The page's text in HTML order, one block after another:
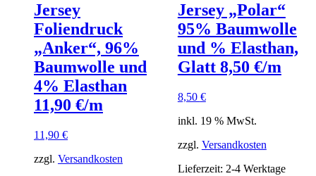
Jersey
Foliendruck
„Anker“, 96%
Baumwolle und
4% Elasthan
11,90 €/m
11,90 €
zzgl. Versandkosten
Jersey „Polar“
95% Baumwolle
und % Elasthan,
Glatt 8,50 €/m
8,50 €
inkl. 19 % MwSt.
zzgl. Versandkosten
Lieferzeit: 2-4 Werktage